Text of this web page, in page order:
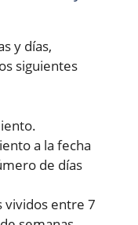
y días,
siguientes
a la fecha
de días
vividos entre 7